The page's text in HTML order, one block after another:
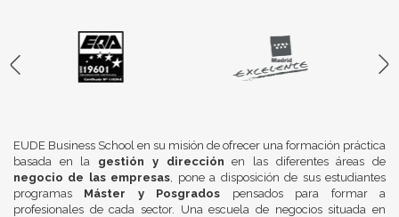
EUDE Business School en su misión de ofrecer una formación práctica
basada en la gestión y dirección en las diferentes áreas de
negocio de las empresas , pone a disposición de sus estudiantes
programas Máster y Posgrados pensados para formar a
profesionales de cada sector. Una escuela de negocios situada en